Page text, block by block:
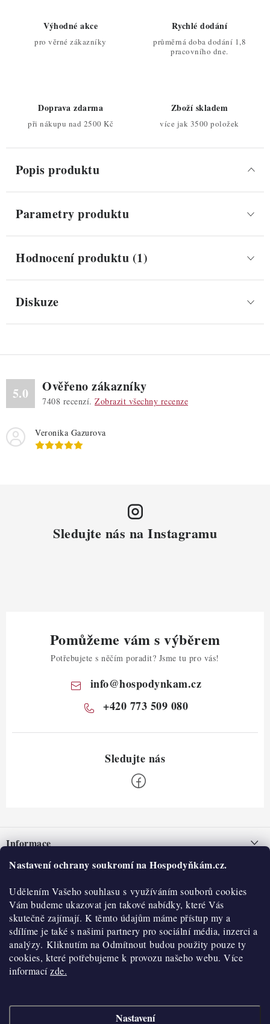
Nastavení ochrany soukromí na Hospodyňkám.cz.
Udělením Vašeho souhlasu s využíváním souborů cookies
Vám budeme ukazovat jen takové nabídky, které Vás
skutečně zajímají. K těmto údajům máme přístup my a
sdílíme je také s našimi partnery pro sociální média, inzerci a
analýzy. Kliknutím na Odmítnout budou použity pouze ty
cookies, které potřebujeme k provozu našeho webu. Více
informacízde.
Nastavení
Výhodné akce
pro věrné zákazníky
Rychlé dodání
průměrná doba dodání 1,8
pracovního dne.
Doprava zdarma
při nákupu nad 2500 Kč
Zboží skladem
více jak 3500 položek
Popis produktu
Parametry produktu
Hodnocení produktu (1)
Diskuze
5.0 Ověřeno zákazníky
7408 recenzí. Zobrazit všechny recenze
Veronika Gazurova
Sledujte nás na Instagramu
Pomůžeme vám s výběrem
Potřebujete s něčím poradit? Jsme tu pro vás!
info@hospodynkam.cz
+420 773 509 080
pInformace
Nepřevzetí zásilky na dobírku
Obchodní podmínky
Hodnocení obchodu
Blog
Moje objednávka
O nás
Historie
Kontakty
O nákupu
Reklamace a vratky
Výdejní místa